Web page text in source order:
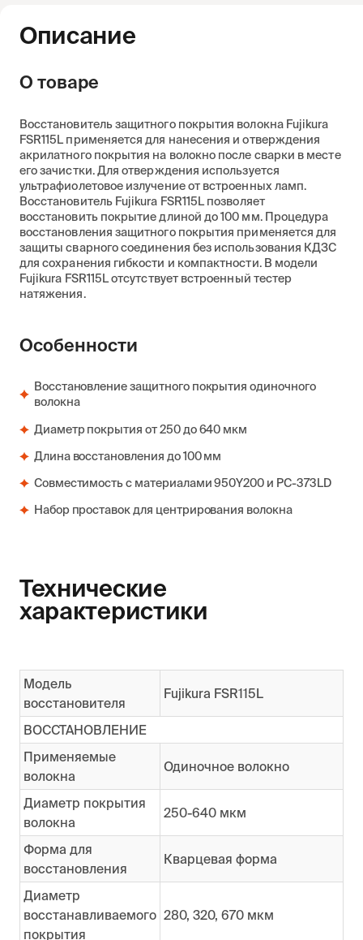
Описание
О товаре
Восстановитель защитного покрытия волокна Fujikura
FSR115L применяется для нанесения и отверждения
акрилатного покрытия на волокно после сварки в месте
его зачистки. Для отверждения используется
ультрафиолетовое излучение от встроенных ламп.
Восстановитель Fujikura FSR115L позволяет
восстановить покрытие длиной до 100 мм. Процедура
восстановления защитного покрытия применяется для
защиты сварного соединения без использования КДЗС
для сохранения гибкости и компактности. В модели
Fujikura FSR115L отсутствует встроенный тестер
натяжения.
Особенности
Восстановление защитного покрытия одиночного
волокна
Диаметр покрытия от 250 до 640 мкм
Длина восстановления до 100 мм
Совместимость с материалами 950Y200 и PC-373LD
Набор проставок для центрирования волокна
Технические
характеристики
Модель
восстановителя
Fujikura FSR115L
ВОССТАНОВЛЕНИЕ
Применяемые
волокна
Одиночное волокно
Диаметр покрытия
волокна
250-640 мкм
Форма для
восстановления
Кварцевая форма
Диаметр
восстанавливаемого
покрытия
280, 320, 670 мкм